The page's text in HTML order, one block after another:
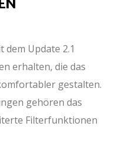
dem Update 2.1
erhalten, die das
gestalten.
gehören das
Filterfunktionen